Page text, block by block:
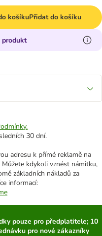
košíkuPřidat do košíku
produkt
30 dní.
adresu k přímé reklamě na
kdykoli vznést námitku,
základních nákladů za
informací:
pouze pro předplatitele; 10
pro nové zákazníky